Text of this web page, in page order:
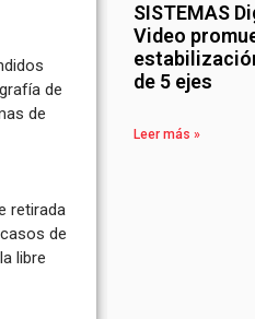
de
de
retirada
de
libre
SISTEMAS
Video
de 5 ejes
Leer más »